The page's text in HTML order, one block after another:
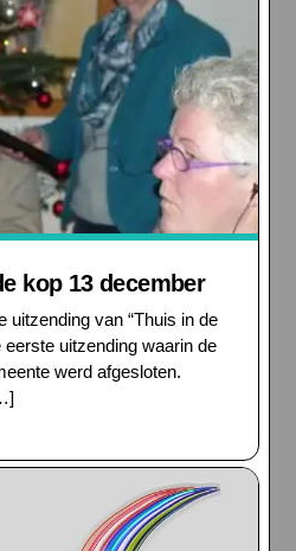
kop 13 december
uitzending van “Thuis in de
eerste uitzending waarin de
werd afgesloten.